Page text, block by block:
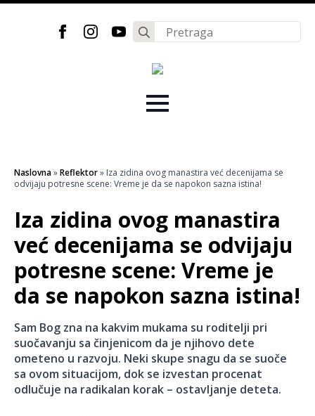
Search
for:
Naslovna»Reflektor» Iza zidina ovog manastira već decenijama se
odvijaju potresne scene: Vreme je da se napokon sazna istina!
Iza zidina ovog manastira
već decenijama se odvijaju
potresne scene: Vreme je
da se napokon sazna istina!
Sam Bog zna na kakvim mukama su roditelji pri
suočavanju sa činjenicom da je njihovo dete
ometeno u razvoju. Neki skupe snagu da se suoče
sa ovom situacijom, dok se izvestan procenat
odlučuje na radikalan korak – ostavljanje deteta.